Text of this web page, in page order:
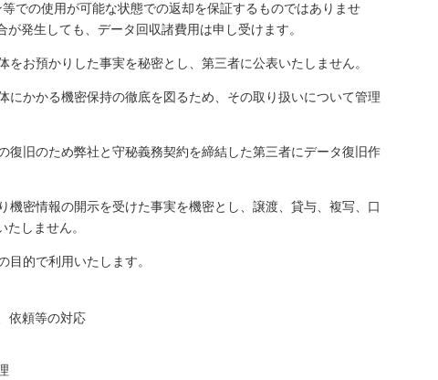
での使用が可能な状態での返却を保証するものではありませ
発生しても、データ回収諸費用は申し受けます。
をお預かりした事実を秘密とし、第三者に公表いたしません。
にかかる機密保持の徹底を図るため、その取り扱いについて管理
復旧のため弊社と守秘義務契約を締結した第三者にデータ復旧作
機密情報の開示を受けた事実を機密とし、譲渡、貸与、複写、口
しません。
目的で利用いたします。
依頼等の対応